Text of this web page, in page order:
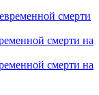
смерти на
смерти на